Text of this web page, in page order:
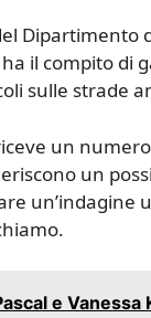
Dipartimento
il compito di
sulle strade
un
un
un’indagine
e Vanessa